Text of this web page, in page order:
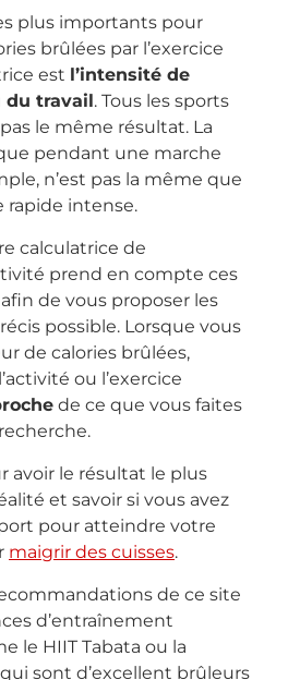
plus importants pour
brûlées par l’exercice
est l’intensité de
du travail. Tous les sports
le même résultat. La
pendant une marche
n’est pas la même que
rapide intense.
calculatrice de
prend en compte ces
de vous proposer les
possible. Lorsque vous
de calories brûlées,
ou l’exercice
de ce que vous faites
avoir le résultat le plus
et savoir si vous avez
pour atteindre votre
maigrir des cuisses.
de ce site
d’entraînement
le HIIT Tabata ou la
sont d’excellent brûleurs